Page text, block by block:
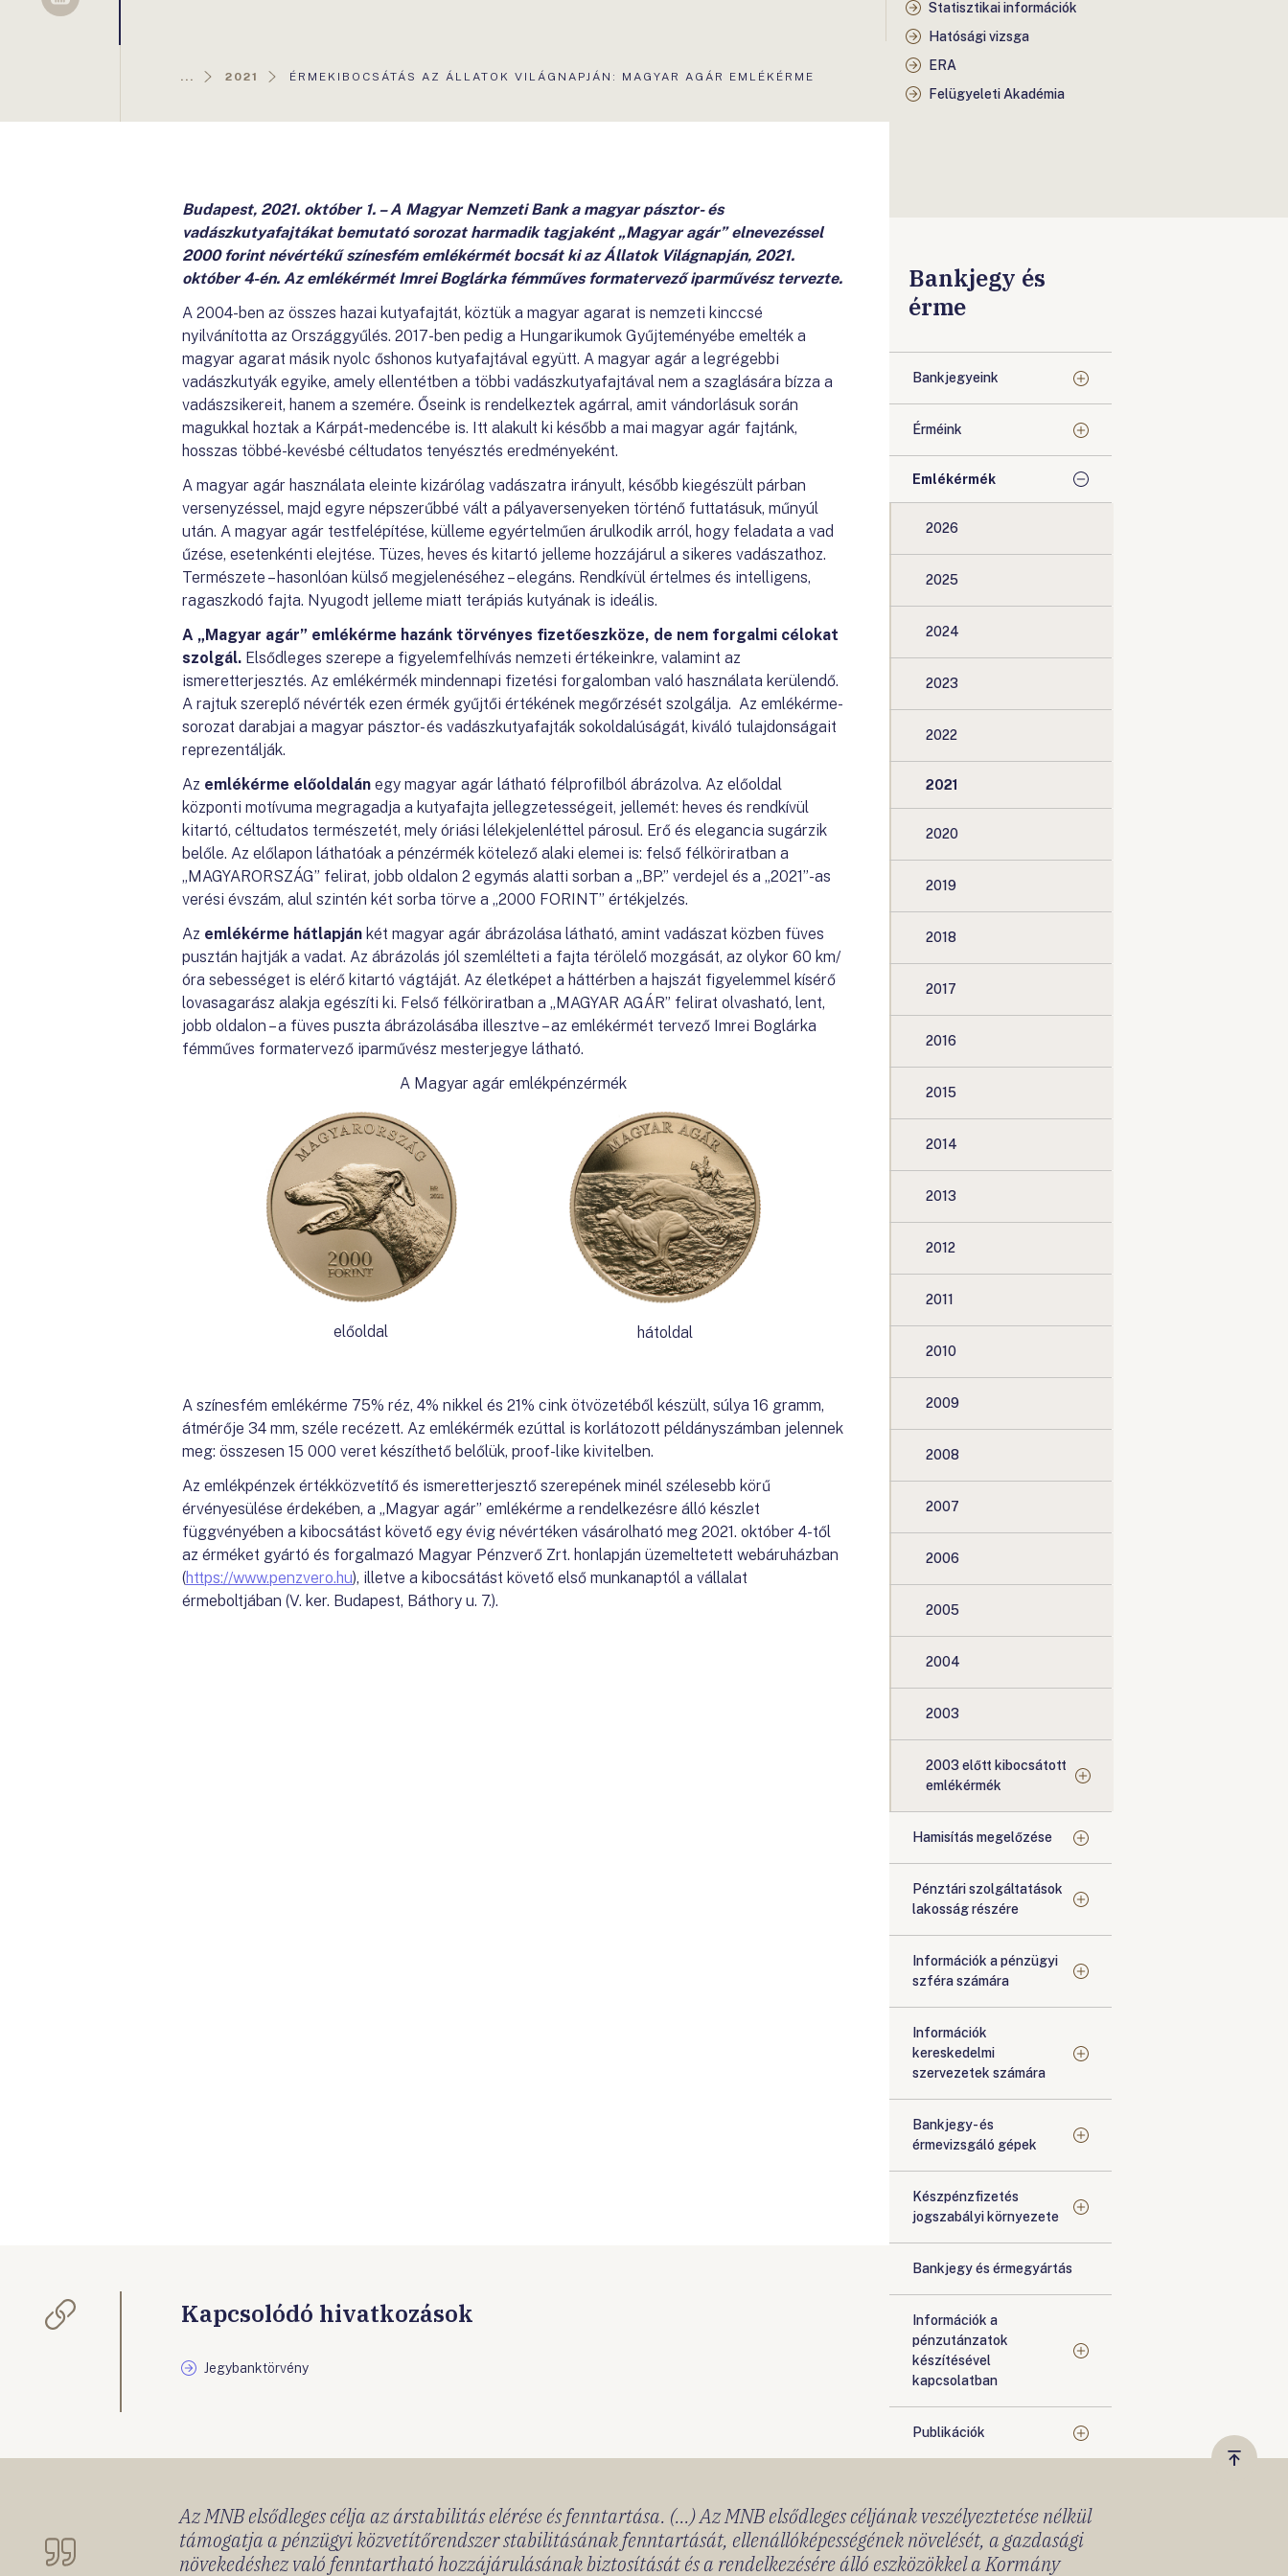
Sellsy
... 2021
AKTUÁLIS
ÉRMEKIBOCSÁTÁS AZ ÁLLATOK VILÁGNAPJÁN: MAGYAR AGÁR EMLÉKÉRME
Statisztikai információk
Hatósági vizsga
ERA
Felügyeleti Akadémia
Budapest, 2021. október 1. – A Magyar Nemzeti Bank a magyar pásztor- és
vadászkutyafajtákat bemutató sorozat harmadik tagjaként „Magyar agár” elnevezéssel
2000 forint névértékű színesfém emlékérmét bocsát ki az Állatok Világnapján, 2021.
október 4-én. Az emlékérmét Imrei Boglárka fémműves formatervező iparművész tervezte.
A 2004-ben az összes hazai kutyafajtát, köztük a magyar agarat is nemzeti kinccsé
nyilvánította az Országgyűlés. 2017-ben pedig a Hungarikumok Gyűjteményébe emelték a
magyar agarat másik nyolc őshonos kutyafajtával együtt. A magyar agár a legrégebbi
vadászkutyák egyike, amely ellentétben a többi vadászkutyafajtával nem a szaglására bízza a
vadászsikereit, hanem a szemére. Őseink is rendelkeztek agárral, amit vándorlásuk során
magukkal hoztak a Kárpát-medencébe is. Itt alakult ki később a mai magyar agár fajtánk,
hosszas többé-kevésbé céltudatos tenyésztés eredményeként.
A magyar agár használata eleinte kizárólag vadászatra irányult, később kiegészült párban
versenyzéssel, majd egyre népszerűbbé vált a pályaversenyeken történő futtatásuk, műnyúl
után. A magyar agár testfelépítése, külleme egyértelműen árulkodik arról, hogy feladata a vad
űzése, esetenkénti elejtése. Tüzes, heves és kitartó jelleme hozzájárul a sikeres vadászathoz.
Természete – hasonlóan külső megjelenéséhez – elegáns. Rendkívül értelmes és intelligens,
ragaszkodó fajta. Nyugodt jelleme miatt terápiás kutyának is ideális.
A „Magyar agár” emlékérme hazánk törvényes fizetőeszköze, de nem forgalmi célokat
szolgál. Elsődleges szerepe a figyelemfelhívás nemzeti értékeinkre, valamint az
ismeretterjesztés. Az emlékérmék mindennapi fizetési forgalomban való használata kerülendő.
A rajtuk szereplő névérték ezen érmék gyűjtői értékének megőrzését szolgálja. Az emlékérme-
sorozat darabjai a magyar pásztor- és vadászkutyafajták sokoldalúságát, kiváló tulajdonságait
reprezentálják.
Az emlékérme előoldalán egy magyar agár látható félprofilból ábrázolva. Az előoldal
központi motívuma megragadja a kutyafajta jellegzetességeit, jellemét: heves és rendkívül
kitartó, céltudatos természetét, mely óriási lélekjelenléttel párosul. Erő és elegancia sugárzik
belőle. Az előlapon láthatóak a pénzérmék kötelező alaki elemei is: felső félköriratban a
„MAGYARORSZÁG” felirat, jobb oldalon 2 egymás alatti sorban a „BP.” verdejel és a „2021”-as
verési évszám, alul szintén két sorba törve a „2000 FORINT” értékjelzés.
Az emlékérme hátlapján két magyar agár ábrázolása látható, amint vadászat közben füves
pusztán hajtják a vadat. Az ábrázolás jól szemlélteti a fajta térölelő mozgását, az olykor 60 km/
óra sebességet is elérő kitartó vágtáját. Az életképet a háttérben a hajszát figyelemmel kísérő
lovasagarász alakja egészíti ki. Felső félköriratban a „MAGYAR AGÁR” felirat olvasható, lent,
jobb oldalon – a füves puszta ábrázolásába illesztve – az emlékérmét tervező Imrei Boglárka
fémműves formatervező iparművész mesterjegye látható.
A Magyar agár emlékpénzérmék
előoldal hátoldal
A színesfém emlékérme 75% réz, 4% nikkel és 21% cink ötvözetéből készült, súlya 16 gramm,
átmérője 34 mm, széle recézett. Az emlékérmék ezúttal is korlátozott példányszámban jelennek
meg: összesen 15 000 veret készíthető belőlük, proof-like kivitelben.
Az emlékpénzek értékközvetítő és ismeretterjesztő szerepének minél szélesebb körű
érvényesülése érdekében, a „Magyar agár” emlékérme a rendelkezésre álló készlet
függvényében a kibocsátást követő egy évig névértéken vásárolható meg 2021. október 4-től
az érméket gyártó és forgalmazó Magyar Pénzverő Zrt. honlapján üzemeltetett webáruházban
(https://www.penzvero.hu), illetve a kibocsátást követő első munkanaptól a vállalat
érmeboltjában (V. ker. Budapest, Báthory u. 7.).
Kapcsolódó hivatkozások
Jegybanktörvény
Bankjegy és
érme
Bankjegyeink
Érméink
Emlékérmék
2026
2025
2024
2023
2022
2021
2020
2019
2018
2017
2016
2015
2014
2013
2012
2011
2010
2009
2008
2007
2006
2005
2004
2003
2003 előtt kibocsátott
emlékérmék
Hamisítás megelőzése
Pénztári szolgáltatások
lakosság részére
Információk a pénzügyi
szféra számára
Információk
kereskedelmi
szervezetek számára
Bankjegy- és
érmevizsgáló gépek
Készpénzfizetés
jogszabályi környezete
Bankjegy és érmegyártás
Információk a
pénzutánzatok
készítésével
kapcsolatban
Publikációk
Vissza
Az MNB elsődleges célja az árstabilitás elérése és fenntartása. (...) Az MNB elsődleges céljának veszélyeztetése nélkül
támogatja a pénzügyi közvetítőrendszer stabilitásának fenntartását, ellenállóképességének növelését, a gazdasági
növekedéshez való fenntartható hozzájárulásának biztosítását és a rendelkezésére álló eszközökkel a Kormány